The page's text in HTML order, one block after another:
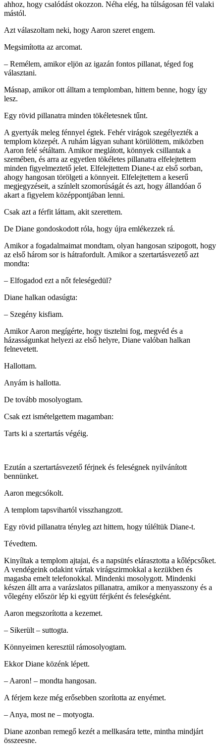
ahhoz, hogy csalódást okozzon. Néha elég, ha túlságosan fél valaki
mástól.
Azt válaszoltam neki, hogy Aaron szeret engem.
Megsimította az arcomat.
– Remélem, amikor eljön az igazán fontos pillanat, téged fog
választani.
Másnap, amikor ott álltam a templomban, hittem benne, hogy így
lesz.
Egy rövid pillanatra minden tökéletesnek tűnt.
A gyertyák meleg fénnyel égtek. Fehér virágok szegélyezték a
templom közepét. A ruhám lágyan suhant körülöttem, miközben
Aaron felé sétáltam. Amikor meglátott, könnyek csillantak a
szemében, és arra az egyetlen tökéletes pillanatra elfelejtettem
minden figyelmeztető jelet. Elfelejtettem Diane-t az első sorban,
ahogy hangosan törölgeti a könnyeit. Elfelejtettem a keserű
megjegyzéseit, a színlelt szomorúságát és azt, hogy állandóan ő
akart a figyelem középpontjában lenni.
Csak azt a férfit láttam, akit szerettem.
De Diane gondoskodott róla, hogy újra emlékezzek rá.
Amikor a fogadalmaimat mondtam, olyan hangosan szipogott, hogy
az első három sor is hátrafordult. Amikor a szertartásvezető azt
mondta:
– Elfogadod ezt a nőt feleségedül?
Diane halkan odasúgta:
– Szegény kisfiam.
Amikor Aaron megígérte, hogy tisztelni fog, megvéd és a
házasságunkat helyezi az első helyre, Diane valóban halkan
felnevetett.
Hallottam.
Anyám is hallotta.
De tovább mosolyogtam.
Csak ezt ismételgettem magamban:
Tarts ki a szertartás végéig.
Ezután a szertartásvezető férjnek és feleségnek nyilvánított
bennünket.
Aaron megcsókolt.
A templom tapsvihartól visszhangzott.
Egy rövid pillanatra tényleg azt hittem, hogy túléltük Diane-t.
Tévedtem.
Kinyíltak a templom ajtajai, és a napsütés elárasztotta a kőlépcsőket.
A vendégeink odakint vártak virágszirmokkal a kezükben és
magasba emelt telefonokkal. Mindenki mosolygott. Mindenki
készen állt arra a varázslatos pillanatra, amikor a menyasszony és a
vőlegény először lép ki együtt férjként és feleségként.
Aaron megszorította a kezemet.
– Sikerült – suttogta.
Könnyeimen keresztül rámosolyogtam.
Ekkor Diane közénk lépett.
– Aaron! – mondta hangosan.
A férjem keze még erősebben szorította az enyémet.
– Anya, most ne – motyogta.
Diane azonban remegő kezét a mellkasára tette, mintha mindjárt
összeesne.